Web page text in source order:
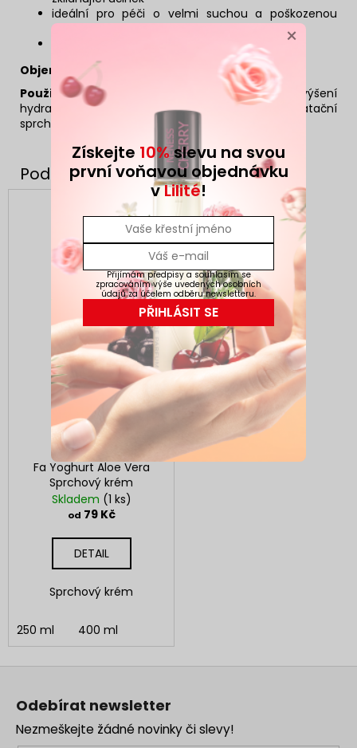
ideální pro péči o velmi suchou a poškozenou
pokožku
Objem:
450 ml
Použití:aplikuje na čistou a suchou pokožku. Pro zvýšení
hydratačního účinku používejte v kombinaci hydratační
sprchový gel řady CLASSIC.
Fa Yoghurt Aloe Vera
Sprchový krém
Skladem (1 ks)
od 79 Kč
DETAIL
Sprchový krém
250 ml 400 ml
Odebírat newsletter
Nezmeškejte žádné novinky či slevy!
×
Získejte 10%slevu na svou
první voňavou objednávku
vLilité!
Přijímám předpisy a souhlasím se
zpracováním výše uvedených osobních
údajů za účelem odběru newsletteru.
PŘIHLÁSIT SE